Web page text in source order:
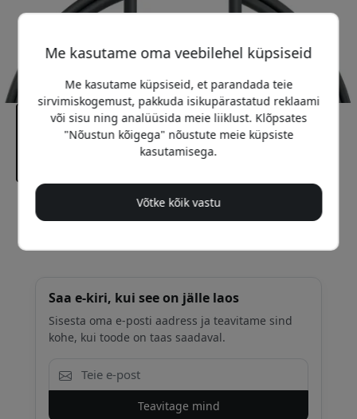
Soovitatav hind
Saa e-kiri, kui see on jälle laos
Sisesta oma e-posti aadress ja teavitame sind
kohe, kui toode on taas saadaval.
Teavitage mind
Me kasutame oma veebilehel küpsiseid
Me kasutame küpsiseid, et parandada teie
sirvimiskogemust, pakkuda isikupärastatud reklaami
või sisu ning analüüsida meie liiklust. Klõpsates
"Nõustun kõigega" nõustute meie küpsiste
kasutamisega.
Võtke kõik vastu